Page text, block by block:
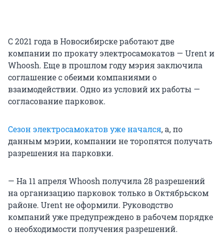
С 2021 года в Новосибирске работают две
компании по прокату электросамокатов — Urent и
Whoosh. Еще в прошлом году мэрия заключила
соглашение с обеими компаниями о
взаимодействии. Одно из условий их работы —
согласование парковок.
Сезон электросамокатов уже начался, а, по
данным мэрии, компании не торопятся получать
разрешения на парковки.
— На 11 апреля Whoosh получила 28 разрешений
на организацию парковок только в Октябрьском
районе. Urent не оформили. Руководство
компаний уже предупреждено в рабочем порядке
о необходимости получения разрешений.